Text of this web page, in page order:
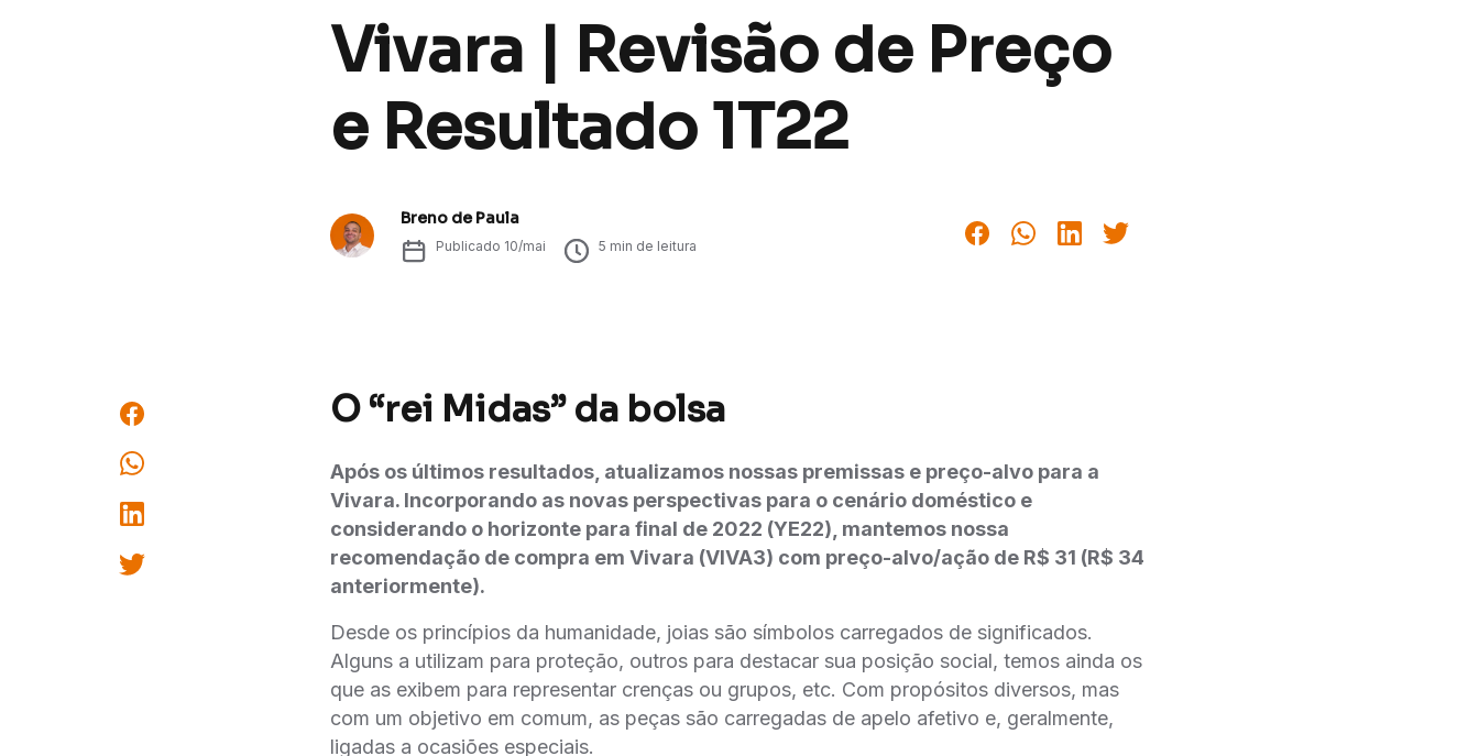
Vivara | Revisão de Preço
e Resultado 1T22
Breno de Paula
Publicado 10/mai 5 min de leitura
O “rei Midas” da bolsa
Após os últimos resultados, atualizamos nossas premissas e preço-alvo para a
Vivara. Incorporando as novas perspectivas para o cenário doméstico e
considerando o horizonte para final de 2022 (YE22), mantemos nossa
recomendação de compra em Vivara (VIVA3) com preço-alvo/ação de R$ 31 (R$ 34
anteriormente).
Desde os princípios da humanidade, joias são símbolos carregados de significados.
Alguns a utilizam para proteção, outros para destacar sua posição social, temos ainda os
que as exibem para representar crenças ou grupos, etc. Com propósitos diversos, mas
com um objetivo em comum, as peças são carregadas de apelo afetivo e, geralmente,
ligadas a ocasiões especiais.